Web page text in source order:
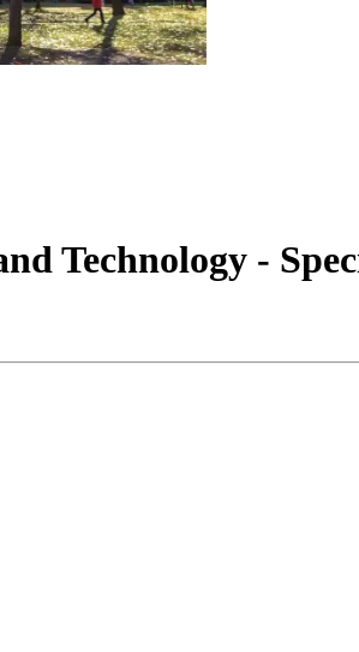
Technology -